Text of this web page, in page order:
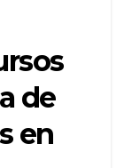
de
en